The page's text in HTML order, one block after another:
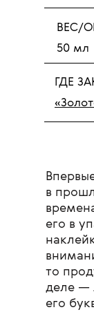
ВЕС/
50 мл
ГДЕ
в
его в
то
деле —
его